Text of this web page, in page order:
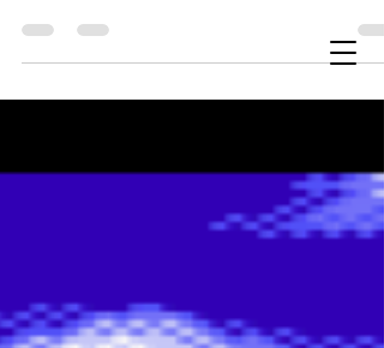
de façon à toutes les coloriser de la même
manière. Cependant, des ennemis tenteront
de vous en dissuader. Les anciens